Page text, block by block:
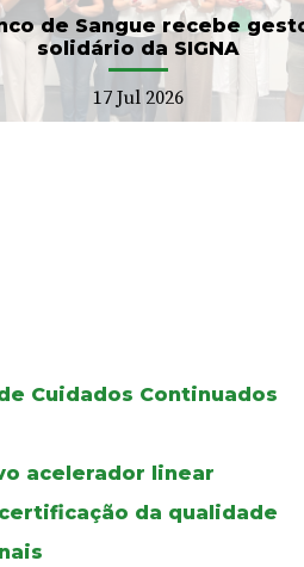
de Sangue recebe
solidário da SIGNA
17 Jul 2026
15 Jul 2026
Cuidados Continuados
acelerador linear
da qualidade